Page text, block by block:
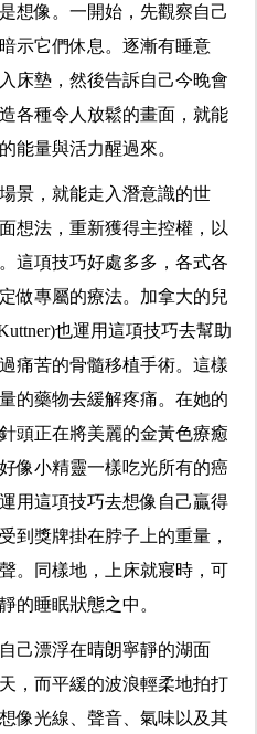
想像。一開始，先觀察自己
示它們休息。逐漸有睡意
床墊，然後告訴自己今晚會
各種令人放鬆的畫面，就能
能量與活力醒過來。
景，就能走入潛意識的世
想法，重新獲得主控權，以
這項技巧好處多多，各式各
做專屬的療法。加拿大的兒
)也運用這項技巧去幫助
痛苦的骨髓移植手術。這樣
的藥物去緩解疼痛。在她的
頭正在將美麗的金黃色療癒
像小精靈一樣吃光所有的癌
用這項技巧去想像自己贏得
到獎牌掛在脖子上的重量，
。同樣地，上床就寢時，可
的睡眠狀態之中。
己漂浮在晴朗寧靜的湖面
，而平緩的波浪輕柔地拍打
像光線、聲音、氣味以及其